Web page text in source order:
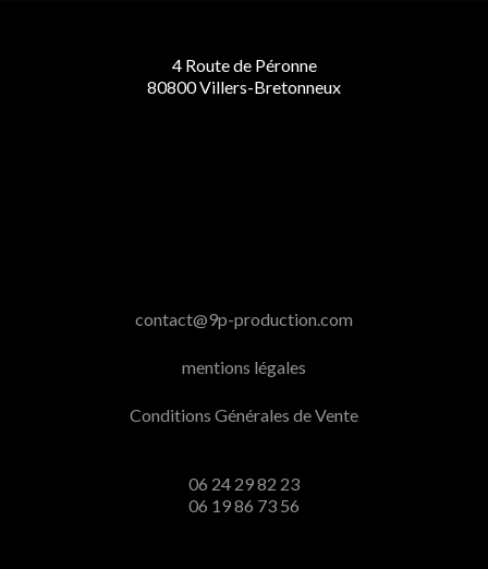
4 Route de Péronne
80800 Villers-Bretonneux
contact@9p-production.com
mentions légales
Conditions Générales de Vente
06 24 29 82 23
06 19 86 73 56